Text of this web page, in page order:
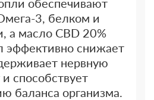
обеспечивают
3, белком и
а масло CBD 20%
снижает
нервную
способствует
баланса организма.